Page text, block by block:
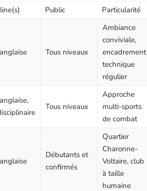
Public Particularité
Tous niveaux
Ambiance
conviviale,
encadrement
technique
régulier
Tous niveaux
Approche
multi-sports
de combat
Débutants et
confirmés
Quartier
Charonne-
Voltaire, club
à taille
humaine